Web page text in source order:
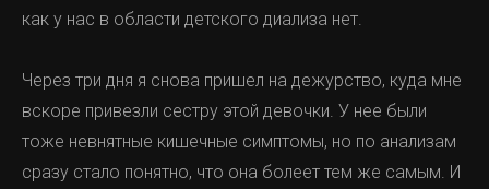
как у нас в области детского диализа нет.
Через три дня я снова пришел на дежурство, куда мне
вскоре привезли сестру этой девочки. У нее были
тоже невнятные кишечные симптомы, но по анализам
сразу стало понятно, что она болеет тем же самым. И